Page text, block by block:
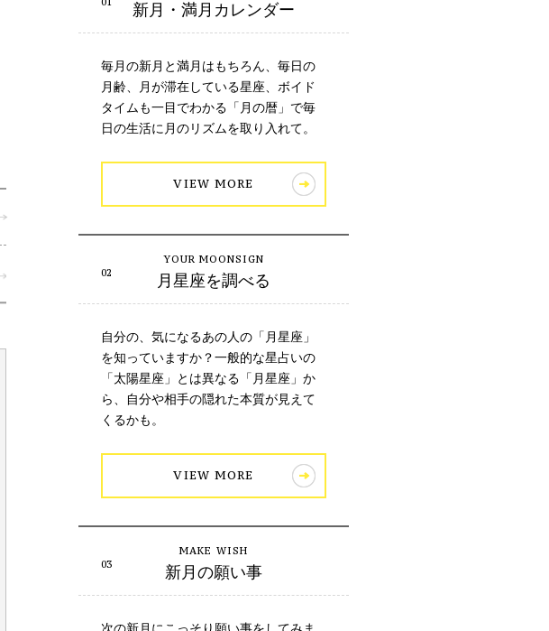
新月・満月カレンダー
毎月の新月と満月はもちろん、毎日の
月齢、月が滞在している星座、ボイド
タイムも一目でわかる「月の暦」で毎
日の生活に月のリズムを取り入れて。
VIEW MORE
月星座を調べる
自分の、気になるあの人の「月星座」
を知っていますか？一般的な星占いの
「太陽星座」とは異なる「月星座」か
ら、自分や相手の隠れた本質が見えて
くるかも。
VIEW MORE
新月の願い事